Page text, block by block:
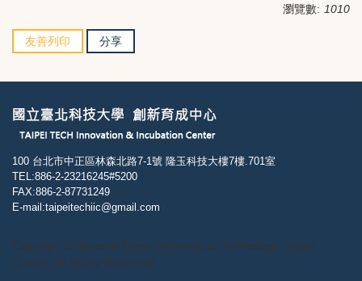
瀏覽數: 1010
友善列印 分享
100 台北市中正區林森北路7-1號 隆玉科技大樓7樓.701室
TEL:886-2-23216245#5200
FAX:886-2-87731249
E-mail:taipeitechiic@gmail.com
Copyright © National Taipei University of Technology, Taipei,
Taiwan. All Rights Reserved.